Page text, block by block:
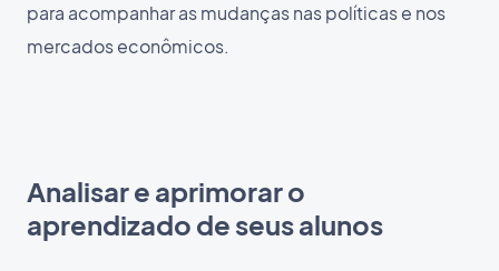
para acompanhar as mudanças nas políticas e nos
mercados econômicos.
Analisar e aprimorar o
aprendizado de seus alunos